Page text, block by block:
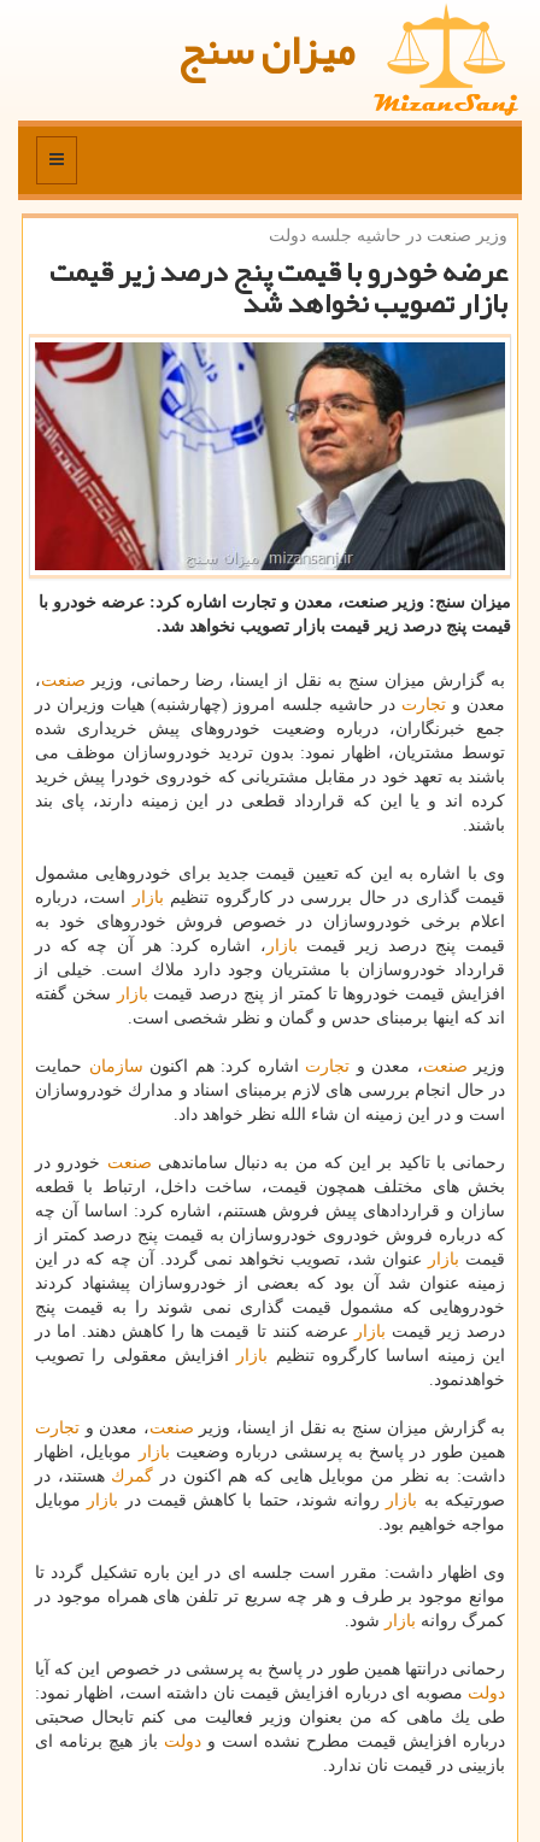
میزان سنج
منو
وزیر صنعت در حاشیه جلسه دولت
عرضه خودرو با قیمت پنج درصد زیر قیمت
بازار تصویب نخواهد شد
میزان سنج: وزیر صنعت، معدن و تجارت اشاره كرد: عرضه خودرو با
قیمت پنج درصد زیر قیمت بازار تصویب نخواهد شد.
به گزارش میزان سنج به نقل از ایسنا، رضا رحمانی، وزیر صنعت،
معدن وتجارت در حاشیه جلسه امروز (چهارشنبه) هیات وزیران در
جمع خبرنگاران، درباره وضعیت خودروهای پیش خریداری شده
توسط مشتریان، اظهار نمود: بدون تردید خودروسازان موظف می
باشند به تعهد خود در مقابل مشتریانی كه خودروی خودرا پیش خرید
كرده اند و یا این كه قرارداد قطعی در این زمینه دارند، پای بند
باشند.
وی با اشاره به این كه تعیین قیمت جدید برای خودروهایی مشمول
قیمت گذاری در حال بررسی در كارگروه تنظیم بازار
است، درباره
اعلام برخی خودروسازان در خصوص فروش خودروهای خود به
قیمت پنج درصد زیر قیمت بازار ، اشاره كرد: هر آن چه كه در
قرارداد خودروسازان با مشتریان وجود دارد ملاك است. خیلی از
افزایش قیمت خودروها تا كمتر از پنج درصد قیمت بازار
سخن گفته
اند كه اینها برمبنای حدس و گمان و نظر شخصی است.
وزیر صنعت، معدن و تجارت اشاره كرد: هم اكنون سازمان حمایت
در حال انجام بررسی های لازم برمبنای اسناد و مدارك خودروسازان
است و در این زمینه ان شاء الله نظر خواهد داد.
رحمانی با تاكید بر این كه من به دنبال ساماندهی صنعت خودرو در
بخش های مختلف همچون قیمت، ساخت داخل، ارتباط با قطعه
سازان و قراردادهای پیش فروش هستنم، اشاره كرد: اساسا آن چه
كه درباره فروش خودروی خودروسازان به قیمت پنج درصد كمتر از
قیمت بازار
عنوان شد، تصویب نخواهد نمی گردد. آن چه كه در این
زمینه عنوان شد آن بود كه بعضی از خودروسازان پیشنهاد كردند
خودروهایی كه مشمول قیمت گذاری نمی شوند را به قیمت پنج
درصد زیر قیمت بازار
عرضه كنند تا قیمت ها را كاهش دهند. اما در
این زمینه اساسا كارگروه تنظیم بازار
افزایش معقولی را تصویب
خواهدنمود.
به گزارش میزان سنج به نقل از ایسنا، وزیر صنعت، معدن و تجارت
همین طور در پاسخ به پرسشی درباره وضعیت بازار
موبایل، اظهار
داشت: به نظر من موبایل هایی كه هم اكنون در گمرك هستند، در
صورتیكه به بازار روانه شوند، حتما با كاهش قیمت در بازار
موبایل
مواجه خواهیم بود.
وی اظهار داشت: مقرر است جلسه ای در این باره تشكیل گردد تا
موانع موجود بر طرف و هر چه سریع تر تلفن های همراه موجود در
كمرگ روانه بازار شود.
رحمانی درانتها همین طور در پاسخ به پرسشی در خصوص این كه آیا
دولت مصوبه ای درباره افزایش قیمت نان داشته است، اظهار نمود:
طی یك ماهی كه من بعنوان وزیر فعالیت می كنم تابحال صحبتی
درباره افزایش قیمت مطرح نشده است ودولت باز هیچ برنامه ای
بازبینی در قیمت نان ندارد.